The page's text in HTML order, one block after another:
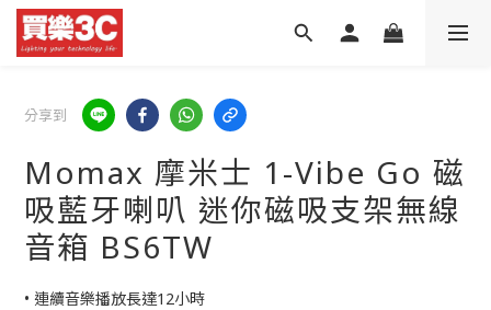
分享到
Momax 摩米士 1-Vibe Go 磁
吸藍牙喇叭 迷你磁吸支架無線
音箱 BS6TW
• 連續音樂播放長達12小時